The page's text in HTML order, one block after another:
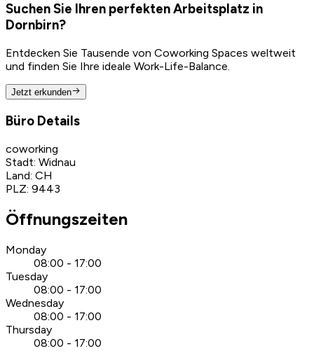
Suchen Sie Ihren perfekten Arbeitsplatz in
Dornbirn?
Entdecken Sie Tausende von Coworking Spaces weltweit
und finden Sie Ihre ideale Work-Life-Balance.
Jetzt erkunden
Büro Details
coworking
Stadt: Widnau
Land: CH
PLZ: 9443
Öffnungszeiten
Monday
08:00 - 17:00
Tuesday
08:00 - 17:00
Wednesday
08:00 - 17:00
Thursday
08:00 - 17:00